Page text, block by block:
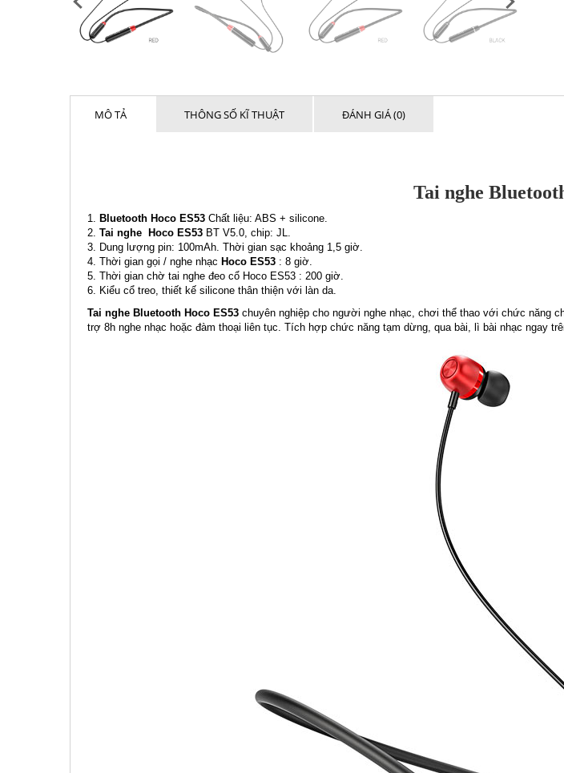
MÔ TẢ THÔNG SỐ KĨ THUẬT ĐÁNH GIÁ (0)
Tai nghe
1. Bluetooth Hoco ES53 Chất liệu: ABS + silicone.
2. Tai nghe Hoco ES53 BT V5.0, chip: JL.
3. Dung lượng pin: 100mAh. Thời gian sạc khoảng 1,5 giờ.
4. Thời gian gọi / nghe nhạc Hoco ES53 : 8 giờ.
5. Thời gian chờ tai nghe đeo cổ Hoco ES53 : 200 giờ.
6. Kiểu cổ treo, thiết kế silicone thân thiện với làn da.
Tai nghe Bluetooth Hoco ES53 chuyên nghiệp cho người nghe nhạc, chơi thể thao với chức năng
trợ 8h nghe nhạc hoặc đàm thoại liên tục. Tích hợp chức năng tạm dừng, qua bài, lì bài nhạc ngay